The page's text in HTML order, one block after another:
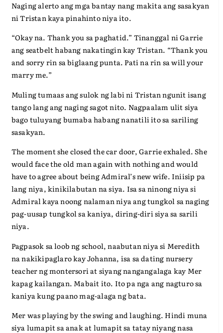
Naging alerto ang mga bantay nang makita ang sasakyan
ni Tristan kaya pinahinto niya ito.
“Okay na. Thank you sa paghatid.” Tinanggal ni Garrie
ang seatbelt habang nakatingin kay Tristan. “Thank you
and sorry rin sa biglaang punta. Pati na rin sa will your
marry me.”
Muling tumaas ang sulok ng labi ni Tristan ngunit isang
tango lang ang naging sagot nito. Nagpaalam ulit siya
bago tuluyang bumaba habang nanatili ito sa sariling
sasakyan.
The moment she closed the car door, Garrie exhaled. She
would face the old man again with nothing and would
have to agree about being Admiral’s new wife. Iniisip pa
lang niya, kinikilabutan na siya. Isa sa ninong niya si
Admiral kaya noong nalaman niya ang tungkol sa naging
pag-uusap tungkol sa kaniya, diring-diri siya sa sarili
niya.
Pagpasok sa loob ng school, naabutan niya si Meredith
na nakikipaglaro kay Johanna, isa sa dating nursery
teacher ng montersori at siyang nangangalaga kay Mer
kapag kailangan. Mabait ito. Ito pa nga ang nagturo sa
kaniya kung paano mag-alaga ng bata.
Mer was playing by the swing and laughing. Hindi muna
siya lumapit sa anak at lumapit sa tatay niyang nasa